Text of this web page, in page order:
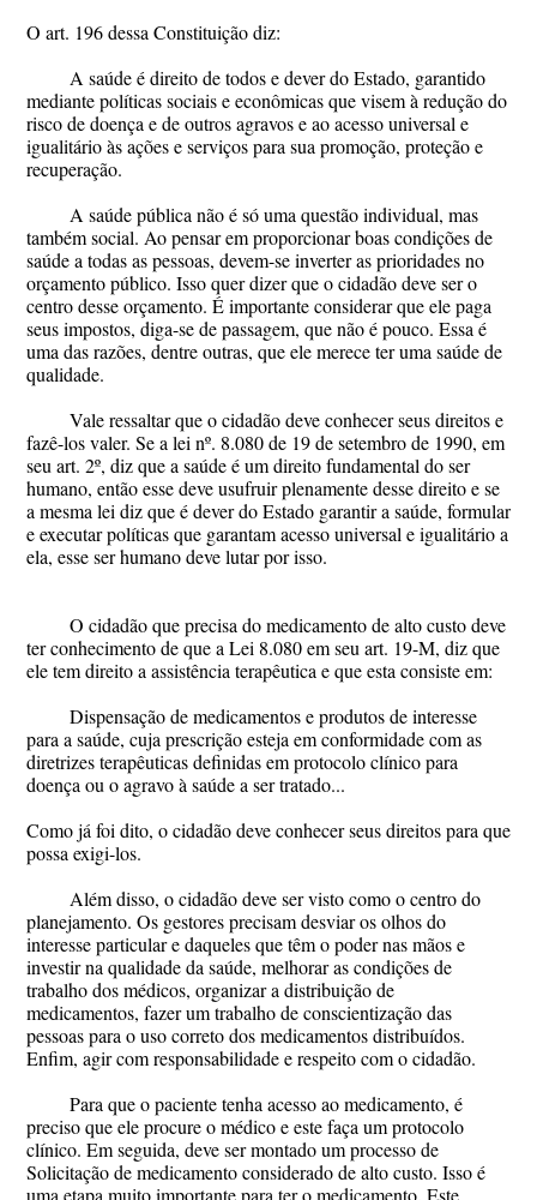
O art. 196 dessa Constituição diz:
A saúde é direito de todos e dever do Estado, garantido
mediante políticas sociais e econômicas que visem à redução do
risco de doença e de outros agravos e ao acesso universal e
igualitário às ações e serviços para sua promoção, proteção e
recuperação.
A saúde pública não é só uma questão individual, mas
também social. Ao pensar em proporcionar boas condições de
saúde a todas as pessoas, devem-se inverter as prioridades no
orçamento público. Isso quer dizer que o cidadão deve ser o
centro desse orçamento. É importante considerar que ele paga
seus impostos, diga-se de passagem, que não é pouco. Essa é
uma das razões, dentre outras, que ele merece ter uma saúde de
qualidade.
Vale ressaltar que o cidadão deve conhecer seus direitos e
fazê-los valer. Se a lei nº. 8.080 de 19 de setembro de 1990, em
seu art. 2º, diz que a saúde é um direito fundamental do ser
humano, então esse deve usufruir plenamente desse direito e se
a mesma lei diz que é dever do Estado garantir a saúde, formular
e executar políticas que garantam acesso universal e igualitário a
ela, esse ser humano deve lutar por isso.
O cidadão que precisa do medicamento de alto custo deve
ter conhecimento de que a Lei 8.080 em seu art. 19-M, diz que
ele tem direito a assistência terapêutica e que esta consiste em:
Dispensação de medicamentos e produtos de interesse
para a saúde, cuja prescrição esteja em conformidade com as
diretrizes terapêuticas definidas em protocolo clínico para
doença ou o agravo à saúde a ser tratado...
Como já foi dito, o cidadão deve conhecer seus direitos para que
possa exigi-los.
Além disso, o cidadão deve ser visto como o centro do
planejamento. Os gestores precisam desviar os olhos do
interesse particular e daqueles que têm o poder nas mãos e
investir na qualidade da saúde, melhorar as condições de
trabalho dos médicos, organizar a distribuição de
medicamentos, fazer um trabalho de conscientização das
pessoas para o uso correto dos medicamentos distribuídos.
Enfim, agir com responsabilidade e respeito com o cidadão.
Para que o paciente tenha acesso ao medicamento, é
preciso que ele procure o médico e este faça um protocolo
clínico. Em seguida, deve ser montado um processo de
Solicitação de medicamento considerado de alto custo. Isso é
uma etapa muito importante para ter o medicamento. Este